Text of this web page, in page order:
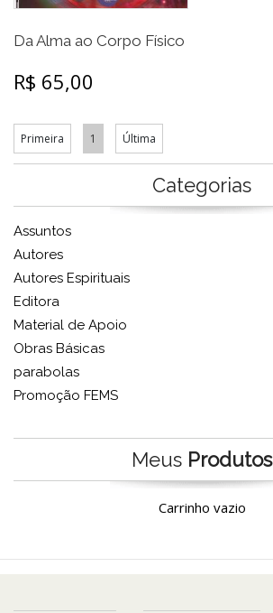
Categorias
Assuntos
Autores
Autores Espirituais
Editora
Material de Apoio
Obras Básicas
parabolas
Promoção FEMS
Meus Produtos
Carrinho vazio
Da Alma ao Corpo Físico
R$ 65,00
Primeira 1 Última